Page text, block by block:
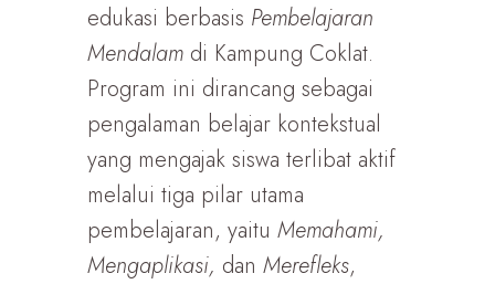
edukasi berbasis Pembelajaran
Mendalam di Kampung Coklat.
Program ini dirancang sebagai
pengalaman belajar kontekstual
yang mengajak siswa terlibat aktif
melalui tiga pilar utama
pembelajaran, yaitu Memahami,
Mengaplikasi, dan Merefleks,